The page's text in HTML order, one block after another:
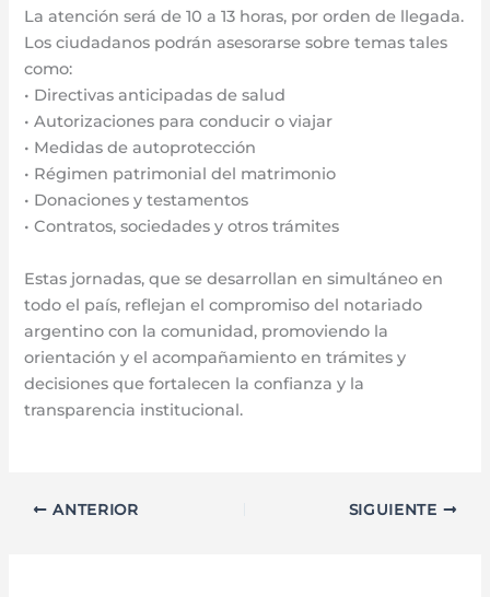
La atención será de 10 a 13 horas, por orden de llegada.
Los ciudadanos podrán asesorarse sobre temas tales
como:
• Directivas anticipadas de salud
• Autorizaciones para conducir o viajar
• Medidas de autoprotección
• Régimen patrimonial del matrimonio
• Donaciones y testamentos
• Contratos, sociedades y otros trámites
Estas jornadas, que se desarrollan en simultáneo en
todo el país, reflejan el compromiso del notariado
argentino con la comunidad, promoviendo la
orientación y el acompañamiento en trámites y
decisiones que fortalecen la confianza y la
transparencia institucional.
ANTERIOR SIGUIENTE